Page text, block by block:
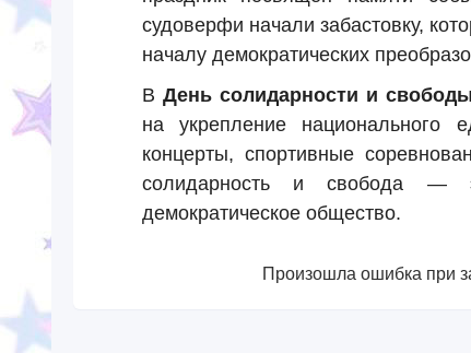
судоверфи начали забастовку,
началу демократических
В День солидарности и
на укрепление национального
концерты, спортивные
солидарность и свобода —
демократическое общество.
Произошла ошибка при